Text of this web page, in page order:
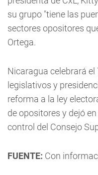
su grupo "tiene las
sectores opositores
Ortega.
Nicaragua celebrará
legislativos y
reforma a la ley
de opositores y dejó
control del Consejo
FUENTE: Con